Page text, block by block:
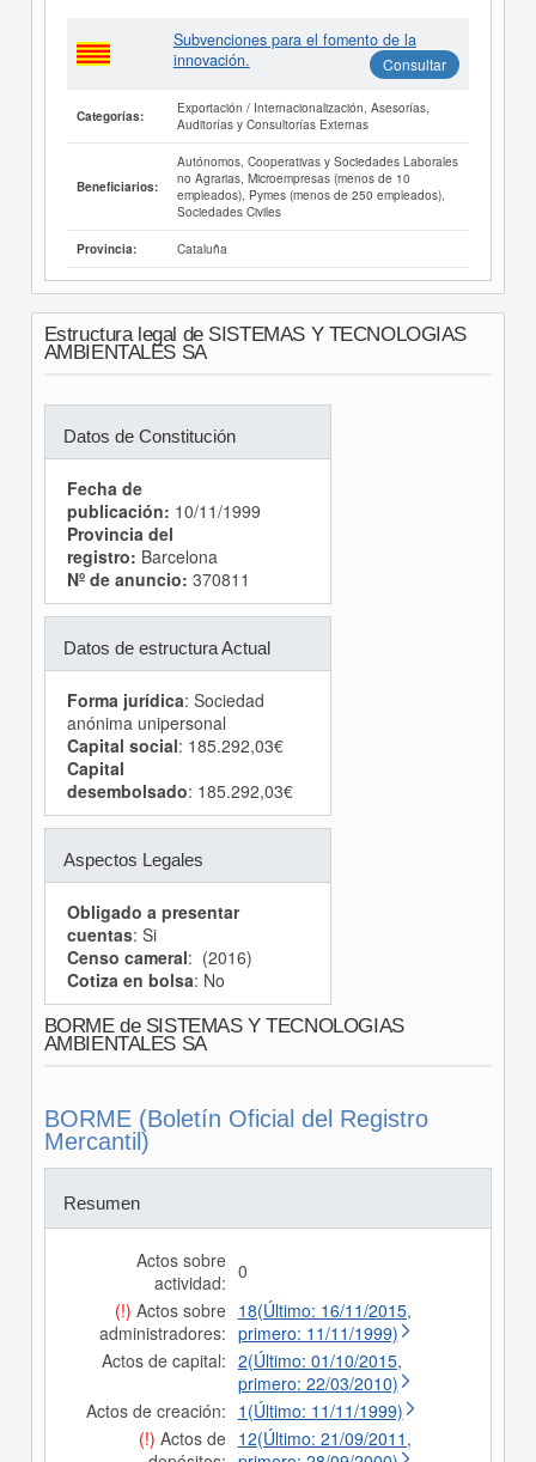
Subvenciones para el fomento de la
innovación.
Consultar
Categorías:
Exportación / Internacionalización, Asesorías,
Auditorías y Consultorías Externas
Beneficiarios:
Autónomos, Cooperativas y Sociedades Laborales
no Agrarias, Microempresas (menos de 10
empleados), Pymes (menos de 250 empleados),
Sociedades Civiles
Provincia: Cataluña
Estructura legal de SISTEMAS Y TECNOLOGIAS
AMBIENTALES SA
Datos de Constitución
Fecha de
publicación: 10/11/1999
Provincia del
registro: Barcelona
Nº de anuncio: 370811
Datos de estructura Actual
Forma jurídica: Sociedad
anónima unipersonal
Capital social: 185.292,03€
Capital
desembolsado: 185.292,03€
Aspectos Legales
Obligado a presentar
cuentas: Si
Censo cameral: (2016)
Cotiza en bolsa: No
BORME de SISTEMAS Y TECNOLOGIAS
AMBIENTALES SA
BORME (Boletín Oficial del Registro
Mercantil)
Resumen
Actos sobre
actividad: 0
(!) Actos sobre
administradores:
18(Último: 16/11/2015,
primero: 11/11/1999)
Actos de capital: 2(Último: 01/10/2015,
primero: 22/03/2010)
Actos de creación: 1(Último: 11/11/1999)
(!) Actos de 12(Último: 21/09/2011,